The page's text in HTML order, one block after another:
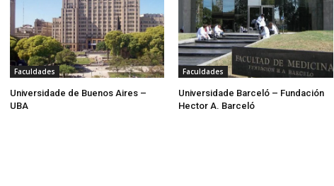
Faculdades
Universidade de Buenos Aires –
UBA
Faculdades
Universidade Barceló – Fundación
Hector A. Barceló